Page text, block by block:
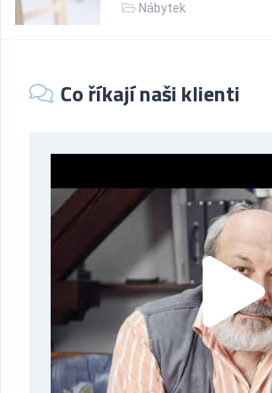
Nábytek
Co říkají naši klienti